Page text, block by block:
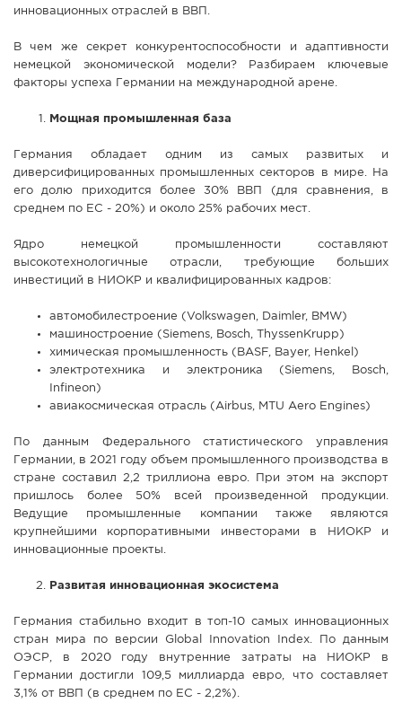
инновационных отраслей в ВВП.
В чем же секрет конкурентоспособности и адаптивности
немецкой экономической модели? Разбираем ключевые
факторы успеха Германии на международной арене.
Мощная промышленная база
Германия обладает одним из самых развитых и
диверсифицированных промышленных секторов в мире. На
его долю приходится более 30% ВВП (для сравнения, в
среднем по ЕС - 20%) и около 25% рабочих мест.
Ядро немецкой промышленности составляют
высокотехнологичные отрасли, требующие больших
инвестиций в НИОКР и квалифицированных кадров:
автомобилестроение (Volkswagen, Daimler, BMW)
машиностроение (Siemens, Bosch, ThyssenKrupp)
химическая промышленность (BASF, Bayer, Henkel)
электротехника и электроника (Siemens, Bosch,
Infineon)
авиакосмическая отрасль (Airbus, MTU Aero Engines)
По данным Федерального статистического управления
Германии, в 2021 году объем промышленного производства в
стране составил 2,2 триллиона евро. При этом на экспорт
пришлось более 50% всей произведенной продукции.
Ведущие промышленные компании также являются
крупнейшими корпоративными инвесторами в НИОКР и
инновационные проекты.
Развитая инновационная экосистема
Германия стабильно входит в топ-10 самых инновационных
стран мира по версии Global Innovation Index. По данным
ОЭСР, в 2020 году внутренние затраты на НИОКР в
Германии достигли 109,5 миллиарда евро, что составляет
3,1% от ВВП (в среднем по ЕС - 2,2%).